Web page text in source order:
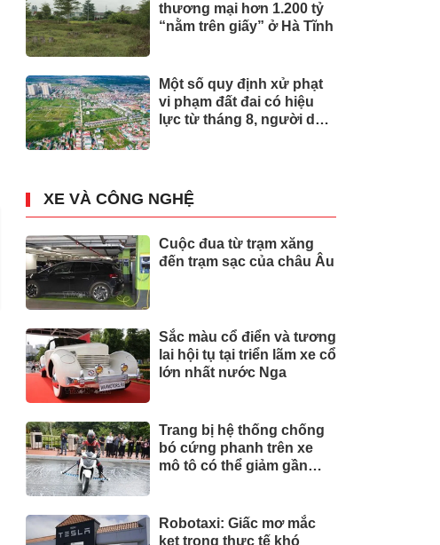
thương mại hơn 1.200 tỷ
“nằm trên giấy” ở Hà Tĩnh
Một số quy định xử phạt
vi phạm đất đai có hiệu
lực từ tháng 8, người dân
XE VÀ CÔNG NGHỆ
Cuộc đua từ trạm xăng
đến trạm sạc của châu Âu
Sắc màu cổ điển và tương
lai hội tụ tại triển lãm xe cổ
lớn nhất nước Nga
Trang bị hệ thống chống
bó cứng phanh trên xe
mô tô có thể giảm gần
Robotaxi: Giấc mơ mắc
kẹt trong thực tế khó